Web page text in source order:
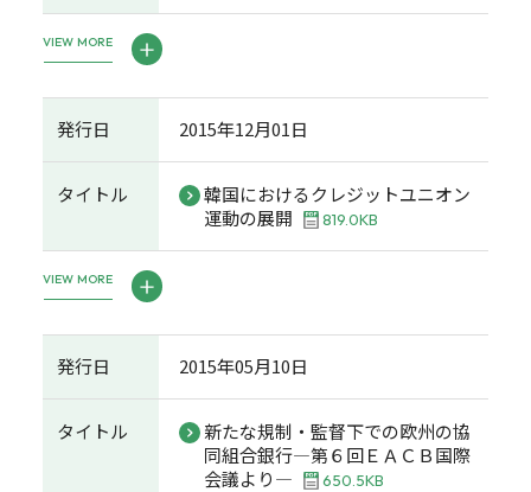
VIEW MORE
発行日 2015年12月01日
タイトル
韓国におけるクレジットユニオン
運動の展開
819.0KB
VIEW MORE
発行日 2015年05月10日
タイトル
新たな規制・監督下での欧州の協
同組合銀行―第６回ＥＡＣＢ国際
会議より―
650.5KB